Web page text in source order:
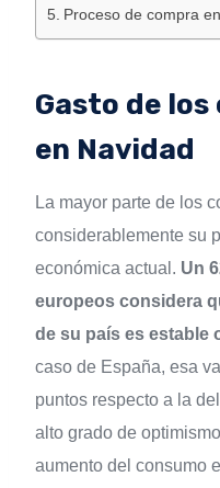
Proceso de compra
Gasto de
en Navidad
La mayor parte de los
considerablemente su
económica actual. Un
europeos considera
de su país es estable
caso de España, esa
puntos respecto a la
alto grado de
aumento del consumo